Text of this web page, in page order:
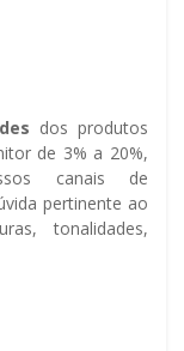
dos produtos
de 3% a 20%,
canais de
pertinente ao
tonalidades,